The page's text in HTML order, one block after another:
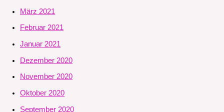
März 2021
Februar 2021
Januar 2021
Dezember 2020
November 2020
Oktober 2020
September 2020